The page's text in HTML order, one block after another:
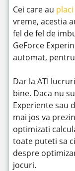
Cei care au
vreme, acestia
fel de fel de
GeForce
automat,
Dar la ATI
bine. Daca nu
Experiente sau
mai jos va
optimizati
toate puteti sa
despre
jocuri.